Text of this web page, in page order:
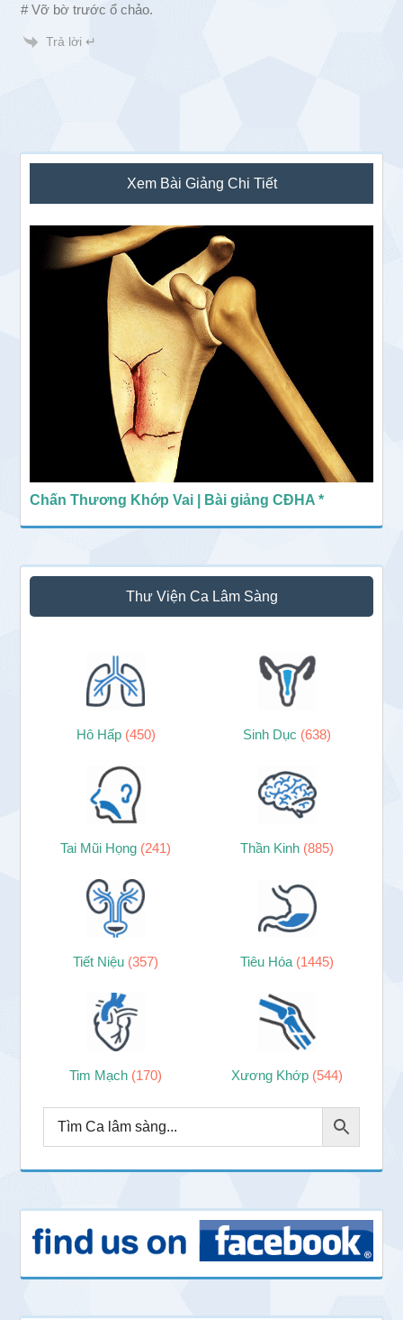
# Vỡ bờ trước ổ chảo.
Trả lời ↵
Sidebar
chính
Xem Bài Giảng Chi Tiết
Chấn Thương Khớp Vai | Bài giảng CĐHA *
Thư Viện Ca Lâm Sàng
Hô Hấp (450) Sinh Dục (638)
Tai Mũi Họng (241) Thần Kinh (885)
Tiết Niệu (357) Tiêu Hóa (1445)
Tim Mạch (170) Xương Khớp (544)